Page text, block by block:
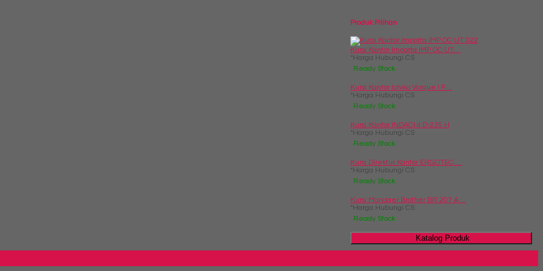
Produk Pilihan
Kursi Kantor Importa IMP OC UT....
*Harga Hubungi CS
Ready Stock
Kursi Kantor Ichiko Vorque I P....
*Harga Hubungi CS
Ready Stock
Kursi Kantor INDACHI D-235 H
*Harga Hubungi CS
Ready Stock
Kursi Direktur Kantor ERGOTEC ....
*Harga Hubungi CS
Ready Stock
Kursi Manager Brother BR 207 A....
*Harga Hubungi CS
Ready Stock
Katalog Produk